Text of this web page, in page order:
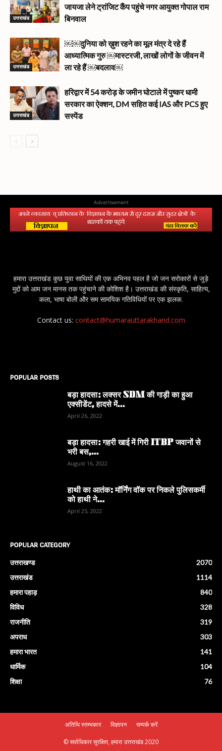
उत्तराखंड
जायजा लेने ट्रांजिट कैंप पहुंचे नगर आयुक्त गोपाल राम
बिनवाल
उत्तराखंड
￼￼दुनिया को ख़ुश रहने का मूल मंत्र दे रहे हैं
आध्यात्मिक गुरु ￼मास्टरजी, लाखों लोगों के जीवन में
ला रहे हैं ￼बदलाव￼
उत्तराखंड
हरिद्वार में 54 करोड़ के जमीन घोटाले में पुष्कर धामी
सरकार का ऐक्शन, DM सहित कई IAS और PCS हुए
सस्पेंड
Advertisement
हमारा उत्तराखंड कुछ युवा साथियों की एक अभिनव पहल है जो जन सरोकारों से जुड़े
मुद्दों को आम जन मानस तक पहुंचाने की कोशिश है। उत्तराखंड की संस्कृति, साहित्य,
कला, भाषा बोली और सम सामयिक गतिविधियों पर एक झलक.
Contact us: contact@humarauttarakhand.com
POPULAR POSTS
बड़ा हादसा: लक्सर SDM की गाड़ी का हुआ
एक्सीडेंट, हादसे में...
April 26, 2022
बड़ा हादसा: गहरी खाई में गिरी ITBP जवानों से
भरी बस,...
August 16, 2022
हाथी का आतंक: मॉर्निंग वॉक पर निकले पुलिसकर्मी
को हाथी ने...
April 25, 2022
POPULAR CATEGORY
उत्तराखण्ड
2070
उत्तराखंड
1114
हमारा पहाड़
840
विविध
328
राजनीति
319
अपराध
303
हमारा भारत
141
धार्मिक
104
शिक्षा
76
अतिथि स्तम्भकार विज्ञापन सम्पर्क करें
© सर्वाधिकार सुरक्षित, हमारा उत्तराखंड 2020